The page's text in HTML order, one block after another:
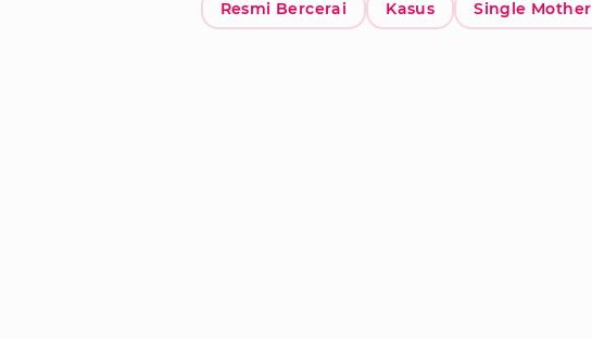
Resmi Bercerai Kasus Single Mother